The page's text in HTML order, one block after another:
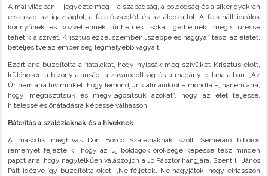
A mai világban – jegyezte meg – a szabadság, a boldogság és a siker gyakran
elszakad az igazságtól, a felelősségtől és az áldozattól. A felkínált ideálok
könnyűnek és közvetlennek tűnhetnek, sokat ígérhetnek, mégis üressé
tehetik a szívet. Krisztus ezzel szemben „széppé és naggyá” teszi az életet,
beteljesítve az emberiség legmélyebb vágyait.
Ezért arra buzdította a fiatalokat, hogy nyissák meg szívüket Krisztus előtt,
különösen a bizonytalanság, a zavarodottság és a magány pillanataiban. „Az
Úr nem arra hív minket, hogy lemondjunk álmainkról – mondta –, hanem arra,
hogy megtisztítsuk és megvilágosítsuk azokat”, hogy az élet teljessé,
hitelessé és önátadásra képessé válhasson.
Bátorítás a szaléziaknak és a híveknek
A második meghívás Don Bosco Szaléziaknak szólt. Semeraro bíboros
reményét fejezte ki, hogy az új boldogok öröksége képessé tesz minden
papot arra, hogy nagylelkűen válaszoljon a Jó Pásztor hangjára. Szent II. János
Pált idézve így buzdította őket: „Ne féljetek. Ne hagyjátok, hogy elriasszon